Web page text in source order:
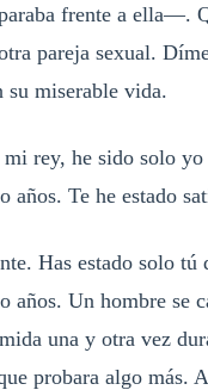
frente a ella—.
pareja sexual.
su miserable vida.
rey, he sido solo yo
años. Te he estado
Has estado solo tú
años. Un hombre se
una y otra vez
probara algo más.